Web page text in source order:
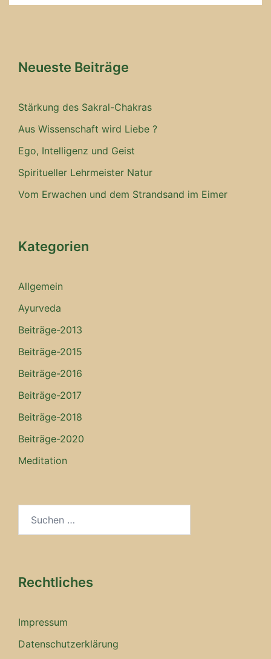
Neueste Beiträge
Stärkung des Sakral-Chakras
Aus Wissenschaft wird Liebe ?
Ego, Intelligenz und Geist
Spiritueller Lehrmeister Natur
Vom Erwachen und dem Strandsand im Eimer
Kategorien
Allgemein
Ayurveda
Beiträge-2013
Beiträge-2015
Beiträge-2016
Beiträge-2017
Beiträge-2018
Beiträge-2020
Meditation
Rechtliches
Impressum
Datenschutzerklärung